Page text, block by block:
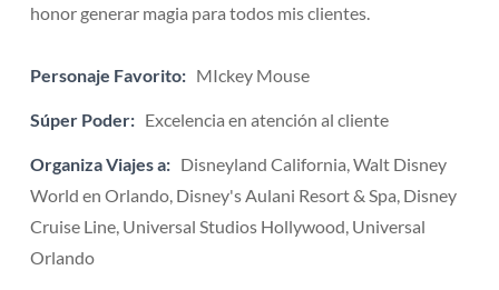
honor generar magia para todos mis clientes.
Personaje Favorito: MIckey Mouse
Súper Poder: Excelencia en atención al cliente
Organiza Viajes a: Disneyland California, Walt Disney
World en Orlando, Disney's Aulani Resort & Spa, Disney
Cruise Line, Universal Studios Hollywood, Universal
Orlando